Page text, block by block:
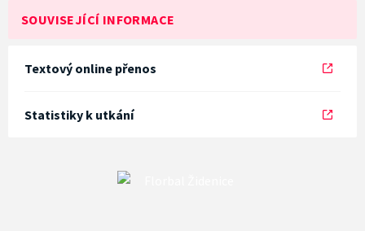
SOUVISEJÍCÍ INFORMACE
Textový online přenos
Statistiky k utkání